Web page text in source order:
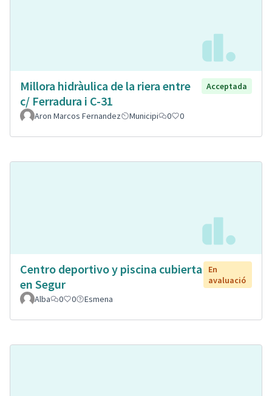
Millora hidràulica de la riera entre
c/ Ferradura i C-31
Acceptada
Aron Marcos Fernandez Municipi 0 0
Centro deportivo y piscina cubierta
en Segur
En
avaluació
Alba
0 0 Esmena